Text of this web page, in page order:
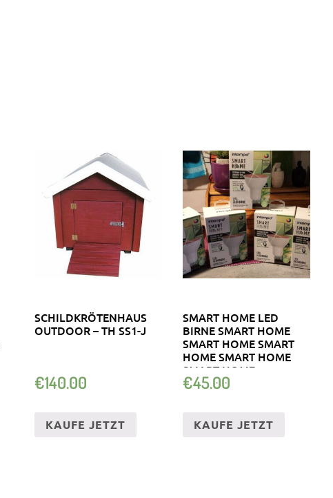
SCHILDKRÖTENHAUS
OUTDOOR – TH SS1-J
€140.00
KAUFE JETZT
SMART HOME LED
BIRNE SMART HOME
SMART HOME SMART
HOME SMART HOME
SMART HOME
€45.00
KAUFE JETZT